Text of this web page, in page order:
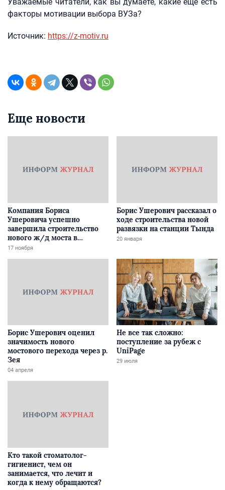
факторы мотивации выбора ВУЗа?
Источник: https://z-motiv.ru
Еще новости
Компания Бориса
Ушеровича успешно
завершила строительство
нового ж/д моста в
Забайкалье
17 ноября
Борис Ушерович рассказал о
ходе строительства новой
развязки на станции Тында
20 января
Борис Ушерович оценил
значимость нового
мостового перехода через р.
Зея
04 апреля
Не все так сложно:
поступление за рубеж с
UniPage
29 июля
Кто такой стоматолог-
гигиенист, чем он
занимается, что лечит и
когда к нему обращаются?